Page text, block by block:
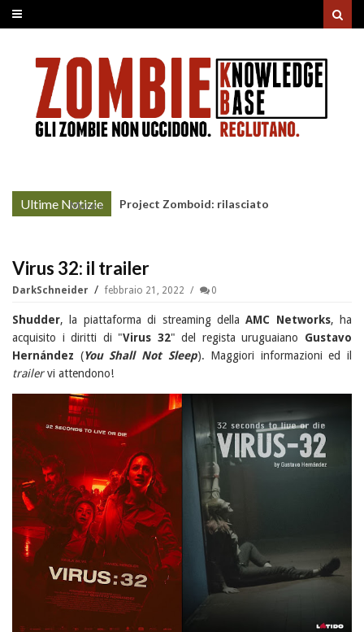
Ultime Notizie
More »
Project Zomboid: rilasciato
Virus 32: il trailer
DarkSchneider febbraio 21, 2022 0
Shudder, la piattaforma di streaming dellaAMC Networks, ha
acquisito i diritti di "Virus 32" del regista uruguaiano Gustavo
Hernández (You Shall Not Sleep). Maggiori informazioni ed il
trailervi attendono!